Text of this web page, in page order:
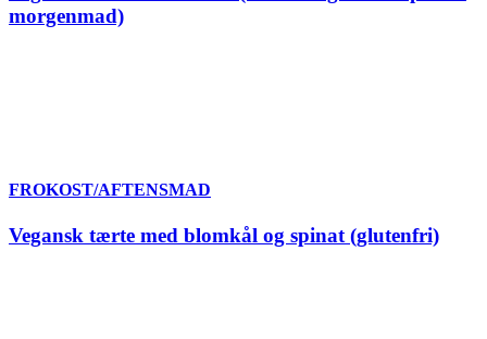
morgenmad)
FROKOST/AFTENSMAD
Vegansk tærte med blomkål og spinat (glutenfri)